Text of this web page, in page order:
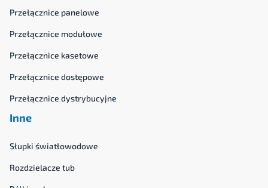
Przełącznice panelowe
Przełącznice modułowe
Przełącznice kasetowe
Przełącznice dostępowe
Przełącznice dystrybucyjne
Inne
Słupki światłowodowe
Rozdzielacze tub